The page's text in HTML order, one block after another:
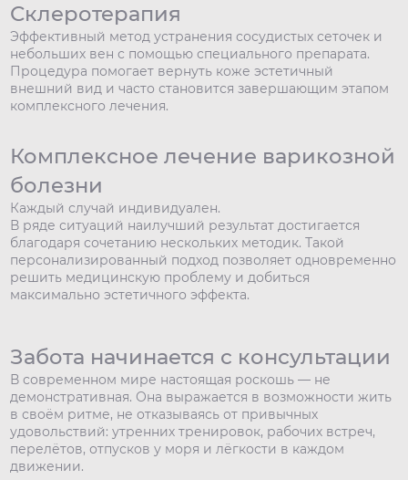
Склеротерапия
Эффективный метод устранения сосудистых сеточек и
небольших вен с помощью специального препарата.
Процедура помогает вернуть коже эстетичный
внешний вид и часто становится завершающим этапом
комплексного лечения.
Комплексное лечение варикозной
болезни
Каждый случай индивидуален.
В ряде ситуаций наилучший результат достигается
благодаря сочетанию нескольких методик. Такой
персонализированный подход позволяет одновременно
решить медицинскую проблему и добиться
максимально эстетичного эффекта.
Забота начинается с консультации
В современном мире настоящая роскошь — не
демонстративная. Она выражается в возможности жить
в своём ритме, не отказываясь от привычных
удовольствий: утренних тренировок, рабочих встреч,
перелётов, отпусков у моря и лёгкости в каждом
движении.